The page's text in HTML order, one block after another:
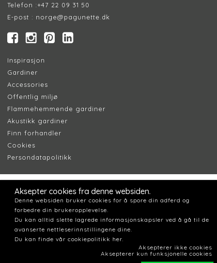
Telefon :+47 22 09 31 50
E-post : norge@pagunette.dk
Inspirasjon
Gardiner
Accessories
Offentlig miljø
Flammehemmende gardiner
Akustikk gardiner
Finn forhandler
Cookies
Persondatapolitikk
Aksepter cookies fra denne websiden.
Denne websiden bruker cookies for å spore din adferd og
forbedre din brukeropplevelse.
Du kan alltid slette lagrede informasjonskapsler ved å gå til de
avanserte nettleserinnstillingene dine.
Du kan finde vår cookiepolitikk her.
Aksepterer ikke cookies
Aksepterer kun funksjonelle cookies